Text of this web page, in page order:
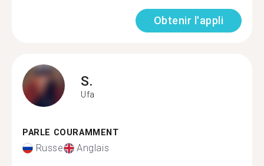
Obtenir l'appli
S.
Ufa
PARLE COURAMMENT
Russe Anglais